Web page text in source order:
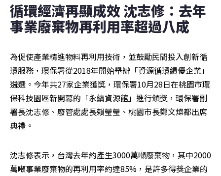
循環經濟再顯成效 沈志修：去年
事業廢棄物再利用率超過八成
為促使產業精進物料再利用技術，並鼓勵民間投入創新循
環服務，環保署從2018年開始舉辦「資源循環績優企業」
遴選。今年共27家企業獲獎，環保署10月28日在桃園市環
保科技園區新開幕的「永續資源館」進行頒獎，環保署副
署長沈志修、廢管處處長賴瑩瑩、桃園市長鄭文燦都出席
典禮。
沈志修表示，台灣去年約產生3000萬噸廢棄物，其中2000
萬噸事業廢棄物的再利用率約達85%，是許多得獎企業的